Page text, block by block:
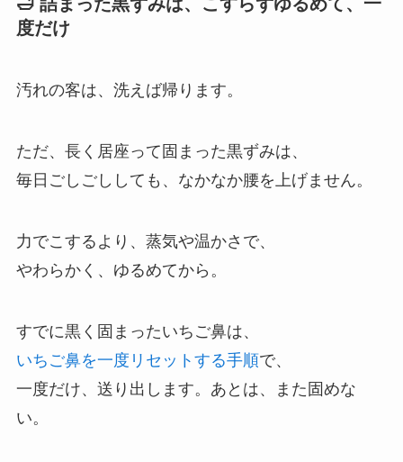
度だけ
汚れの客は、洗えば帰ります。
ただ、長く居座って固まった黒ずみは、
毎日ごしごししても、なかなか腰を上げません。
力でこするより、蒸気や温かさで、
やわらかく、ゆるめてから。
すでに黒く固まったいちご鼻は、
いちご鼻を一度リセットする手順で、
一度だけ、送り出します。あとは、また固めな
い。